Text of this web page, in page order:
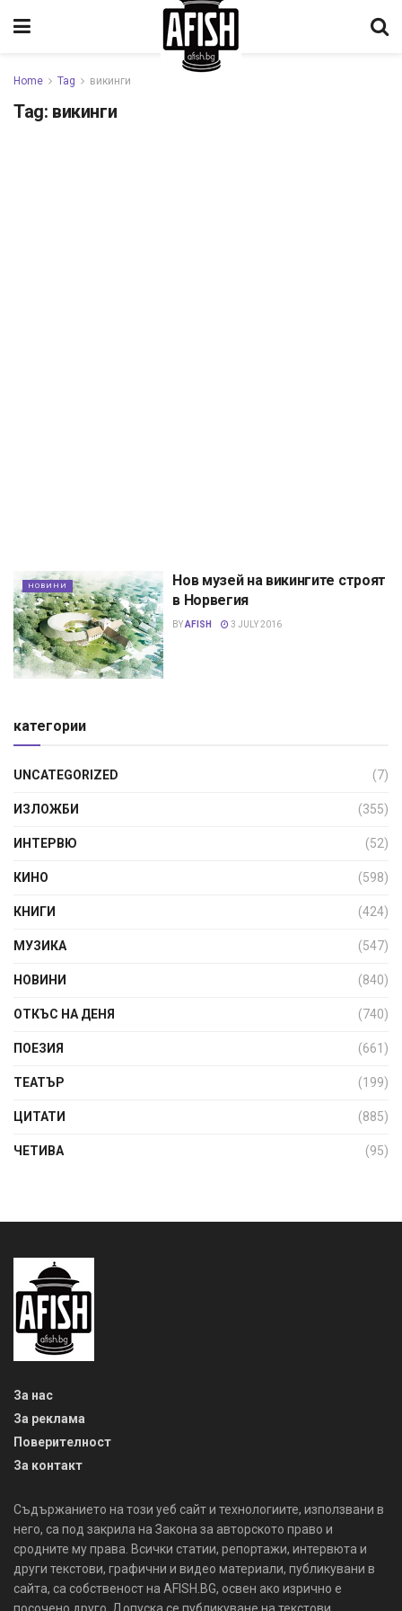
Home Tag викинги
Tag: викинги
НОВИНИ
Нов музей на викингите строят
в Норвегия
BYAFISH 3 JULY 2016
категории
UNCATEGORIZED (7)
ИЗЛОЖБИ (355)
ИНТЕРВЮ (52)
КИНО (598)
КНИГИ (424)
МУЗИКА (547)
НОВИНИ (840)
ОТКЪС НА ДЕНЯ (740)
ПОЕЗИЯ (661)
ТЕАТЪР (199)
ЦИТАТИ (885)
ЧЕТИВА (95)
За нас
За реклама
Поверителност
За контакт
Съдържанието на този уеб сайт и технологиите, използвани в
него, са под закрила на Закона за авторското право и
сродните му права. Всички статии, репортажи, интервюта и
други текстови, графични и видео материали, публикувани в
сайта, са собственост на AFISH.BG, освен ако изрично е
посочено друго. Допуска се публикуване на текстови